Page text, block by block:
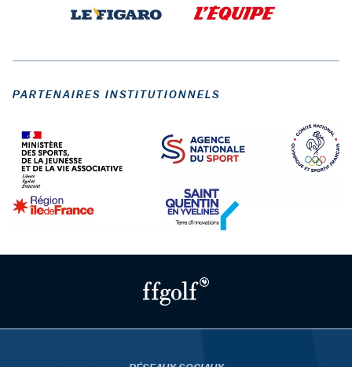
PARTENAIRES INSTITUTIONNELS